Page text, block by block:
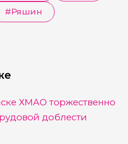
#Ряшин
ХМАО торжественно
доблести